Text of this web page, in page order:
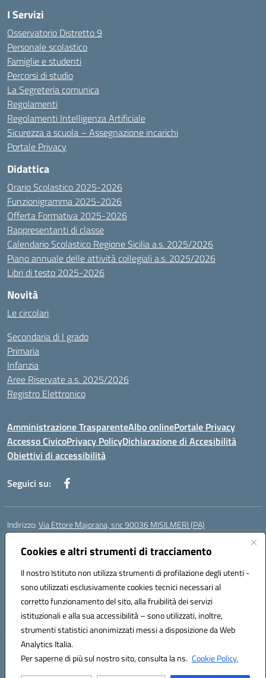
Cookies e altri strumenti di tracciamento
Il nostro Istituto non utilizza strumenti di profilazione degli utenti -
sono utilizzati esclusivamente cookies tecnici necessari al
corretto funzionamento del sito, alla fruibilità dei servizi
istituzionali e alla sua accessibilità – sono utilizzati, inoltre,
strumenti statistici anonimizzati messi a disposizione da Web
Analytics Italia.
Per saperne di più sul nostro sito, consulta la ns. Cookie Policy.
I Servizi
Osservatorio Distretto 9
Personale scolastico
Famiglie e studenti
Percorsi di studio
La Segreteria comunica
Regolamenti
Regolamenti Intelligenza Artificiale
Sicurezza a scuola – Assegnazione incarichi
Portale Privacy
Didattica
Orario Scolastico 2025-2026
Funzionigramma 2025-2026
Offerta Formativa 2025-2026
Rappresentanti di classe
Calendario Scolastico Regione Sicilia a.s. 2025/2026
Piano annuale delle attività collegiali a.s. 2025/2026
Libri di testo 2025-2026
Novità
Le circolari
Secondaria di I grado
Primaria
Infanzia
Aree Riservate a.s. 2025/2026
Registro Elettronico
Amministrazione TrasparenteAlbo onlinePortale Privacy
Accesso CivicoPrivacy PolicyDichiarazione di Accesibilità
Obiettivi di accessibilità
Seguici su:
Indirizzo:Via Ettore Majorana, snc 90036 MISILMERI (PA)
Centralino:
Email:PAIC8BW002@istruzione.it
Codice fiscale: 97382260822
Codice meccanografico:
PAIC8BW002
Codice Indice delle Pubbliche Amministrazioni (IPA): istsc_ PAIC8BW002
Hosting & Powered by 3D Solution S.r.l.
Concept & Design by Designers Italia